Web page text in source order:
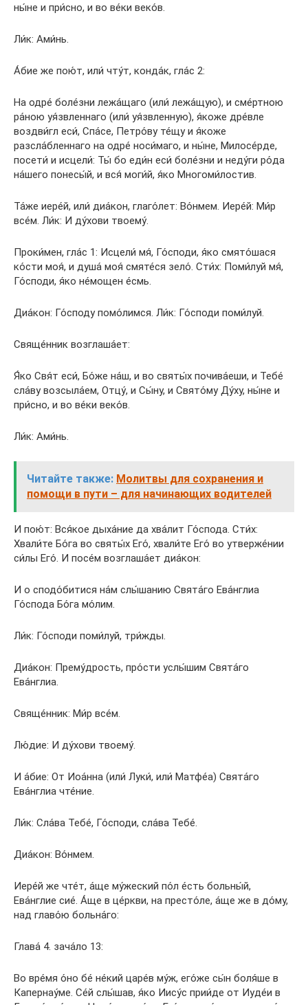
ны́не и при́сно, и во ве́ки веко́в.
Ли́к: Ами́нь.
А́бие же пою́т, или́ чту́т, конда́к, гла́с 2:
На одре́ боле́зни лежа́щаго (или́ лежа́щую), и сме́ртною
ра́ною уя́звленнаго (или́ уя́звленную), я́коже дре́вле
воздви́гл еси́, Спа́се, Петро́ву те́щу и я́коже
разсла́бленнаго на одре́ носи́маго, и ны́не, Милосе́рде,
посети́ и исцели́: Ты́ бо еди́н еси́ боле́зни и неду́ги ро́да
на́шего понесы́й, и вся́ моги́й, я́ко Многоми́лостив.
Та́же иере́й, или́ диа́кон, глаго́лет: Во́нмем. Иере́й: Ми́р
все́м. Ли́к: И ду́хови твоему́.
Проки́мен, гла́с 1: Исцели́ мя́, Го́споди, я́ко смято́шася
ко́сти моя́, и душа́ моя́ смяте́ся зело́. Сти́х: Поми́луй мя́,
Го́споди, я́ко не́мощен е́смь.
Диа́кон: Го́споду помо́лимся. Ли́к: Го́споди поми́луй.
Свяще́нник возглаша́ет:
Я́ко Свя́т еси́, Бо́же на́ш, и во святы́х почива́еши, и Тебе́
сла́ву возсыла́ем, Отцу́, и Сы́ну, и Свято́му Ду́ху, ны́не и
при́сно, и во ве́ки веко́в.
Ли́к: Ами́нь.
Читайте также: Молитвы для сохранения и
помощи в пути – для начинающих водителей
И пою́т: Вся́кое дыха́ние да хва́лит Го́спода. Сти́х:
Хвали́те Бо́га во святы́х Его́, хвали́те Его́ во утверже́нии
си́лы Его́. И посе́м возглаша́ет диа́кон:
И о сподо́битися на́м слы́шанию Свята́го Ева́нглиа
Го́спода Бо́га мо́лим.
Ли́к: Го́споди поми́луй, три́жды.
Диа́кон: Прему́дрость, про́сти услы́шим Свята́го
Ева́нглиа.
Свяще́нник: Ми́р все́м.
Лю́дие: И ду́хови твоему́.
И а́бие: От Иоа́нна (или́ Луки́, или́ Матфе́а) Свята́го
Ева́нглиа чте́ние.
Ли́к: Сла́ва Тебе́, Го́споди, сла́ва Тебе́.
Диа́кон: Во́нмем.
Иере́й же чте́т, а́ще му́жеский по́л е́сть больны́й,
Ева́нглие сие́. А́ще в це́ркви, на престо́ле, а́ще же в до́му,
над главо́ю больна́го:
Глава́ 4. зача́ло 13:
Во вре́мя о́но бе́ не́кий царе́в му́ж, его́же сы́н боля́ше в
Капернау́ме. Се́й слы́шав, я́ко Иису́с прии́де от Иуде́и в